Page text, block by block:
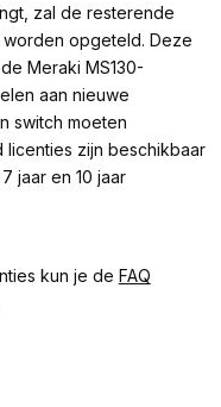
zal de resterende
opgeteld. Deze
Meraki MS130-
aan nieuwe
switch moeten
zijn beschikbaar
jaar en 10 jaar
kun je de FAQ